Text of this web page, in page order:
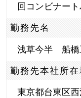
回コンビナー
勤務先名
浅草今半 船橋
勤務先本社所在
東京都台東区